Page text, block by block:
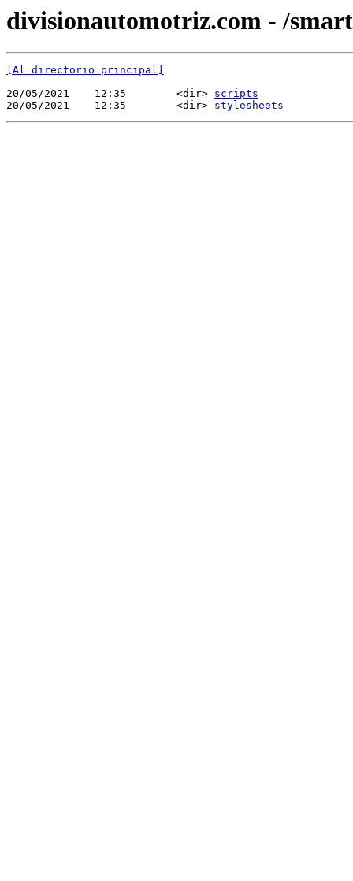
divisionautomotriz.com - /
[Al directorio principal]
20/05/2021    12:35        <dir> scripts
20/05/2021    12:35        <dir> stylesheets